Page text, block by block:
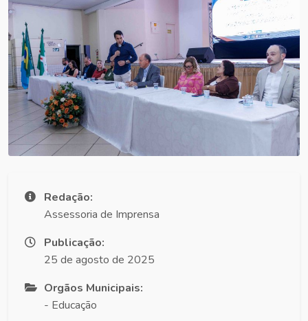
Redação:
Assessoria de Imprensa
Publicação:
25 de agosto de 2025
Orgãos Municipais:
- Educação